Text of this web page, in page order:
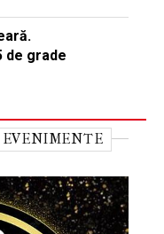
de grade